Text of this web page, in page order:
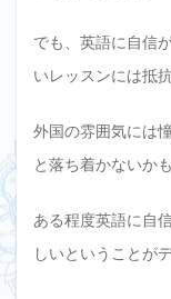
でも、英語に自信
いレッスンには抵
外国の雰囲気には
と落ち着かないか
ある程度英語に自
しいということが